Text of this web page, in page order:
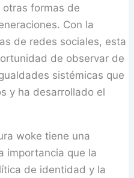
formas de
Con la
de redes sociales, esta
de observar de
sistémicas que
y ha desarrollado el
woke tiene una
importancia que la
de identidad y la